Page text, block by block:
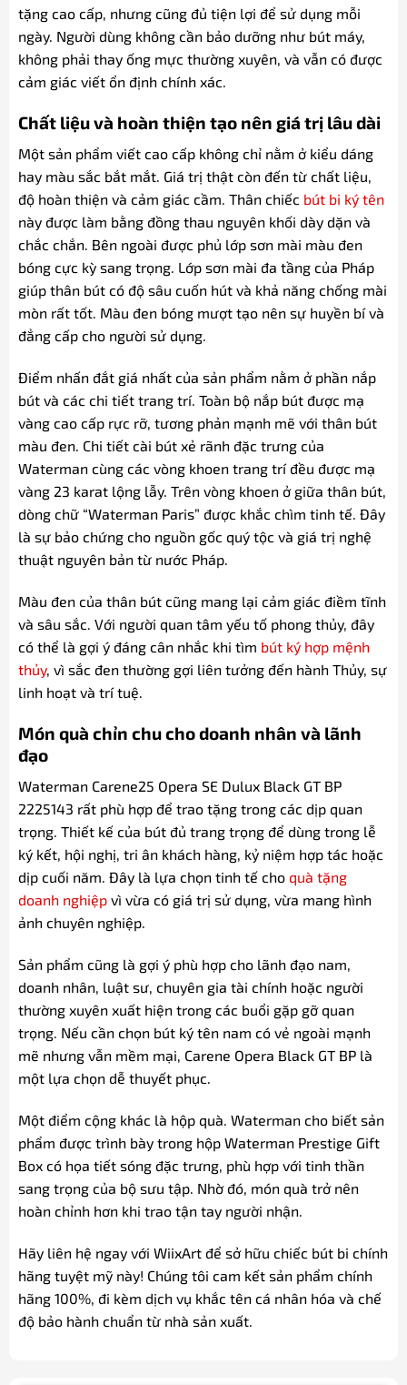
tặng cao cấp, nhưng cũng đủ tiện lợi để sử dụng mỗi
ngày. Người dùng không cần bảo dưỡng như bút máy,
không phải thay ống mực thường xuyên, và vẫn có được
cảm giác viết ổn định chính xác.
Chất liệu và hoàn thiện tạo nên giá trị lâu dài
Một sản phẩm viết cao cấp không chỉ nằm ở kiểu dáng
hay màu sắc bắt mắt. Giá trị thật còn đến từ chất liệu,
độ hoàn thiện và cảm giác cầm. Thân chiếc bút bi ký tên
này được làm bằng đồng thau nguyên khối dày dặn và
chắc chắn. Bên ngoài được phủ lớp sơn mài màu đen
bóng cực kỳ sang trọng. Lớp sơn mài đa tầng của Pháp
giúp thân bút có độ sâu cuốn hút và khả năng chống mài
mòn rất tốt. Màu đen bóng mượt tạo nên sự huyền bí và
đẳng cấp cho người sử dụng.
Điểm nhấn đắt giá nhất của sản phẩm nằm ở phần nắp
bút và các chi tiết trang trí. Toàn bộ nắp bút được mạ
vàng cao cấp rực rỡ, tương phản mạnh mẽ với thân bút
màu đen. Chi tiết cài bút xẻ rãnh đặc trưng của
Waterman cùng các vòng khoen trang trí đều được mạ
vàng 23 karat lộng lẫy. Trên vòng khoen ở giữa thân bút,
dòng chữ “Waterman Paris” được khắc chìm tinh tế. Đây
là sự bảo chứng cho nguồn gốc quý tộc và giá trị nghệ
thuật nguyên bản từ nước Pháp.
Màu đen của thân bút cũng mang lại cảm giác điềm tĩnh
và sâu sắc. Với người quan tâm yếu tố phong thủy, đây
có thể là gợi ý đáng cân nhắc khi tìm bút ký hợp mệnh
thủy, vì sắc đen thường gợi liên tưởng đến hành Thủy, sự
linh hoạt và trí tuệ.
Món quà chỉn chu cho doanh nhân và lãnh
đạo
Waterman Carene25 Opera SE Dulux Black GT BP
2225143 rất phù hợp để trao tặng trong các dịp quan
trọng. Thiết kế của bút đủ trang trọng để dùng trong lễ
ký kết, hội nghị, tri ân khách hàng, kỷ niệm hợp tác hoặc
dịp cuối năm. Đây là lựa chọn tinh tế cho quà tặng
doanh nghiệpvì vừa có giá trị sử dụng, vừa mang hình
ảnh chuyên nghiệp.
Sản phẩm cũng là gợi ý phù hợp cho lãnh đạo nam,
doanh nhân, luật sư, chuyên gia tài chính hoặc người
thường xuyên xuất hiện trong các buổi gặp gỡ quan
trọng. Nếu cần chọn bút ký tên nam có vẻ ngoài mạnh
mẽ nhưng vẫn mềm mại, Carene Opera Black GT BP là
một lựa chọn dễ thuyết phục.
Một điểm cộng khác là hộp quà. Waterman cho biết sản
phẩm được trình bày trong hộp Waterman Prestige Gift
Box có họa tiết sóng đặc trưng, phù hợp với tinh thần
sang trọng của bộ sưu tập. Nhờ đó, món quà trở nên
hoàn chỉnh hơn khi trao tận tay người nhận.
Hãy liên hệ ngay với WiixArt để sở hữu chiếc bút bi chính
hãng tuyệt mỹ này! Chúng tôi cam kết sản phẩm chính
hãng 100%, đi kèm dịch vụ khắc tên cá nhân hóa và chế
độ bảo hành chuẩn từ nhà sản xuất.